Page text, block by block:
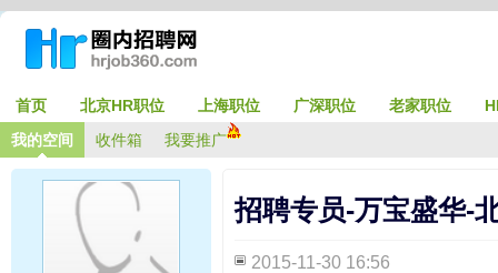
首页 北京HR职位 上海职位 广深职位 老家职位
我的空间
收件箱 我要推广
招聘专员-万宝盛华-
2015-11-30 16:56